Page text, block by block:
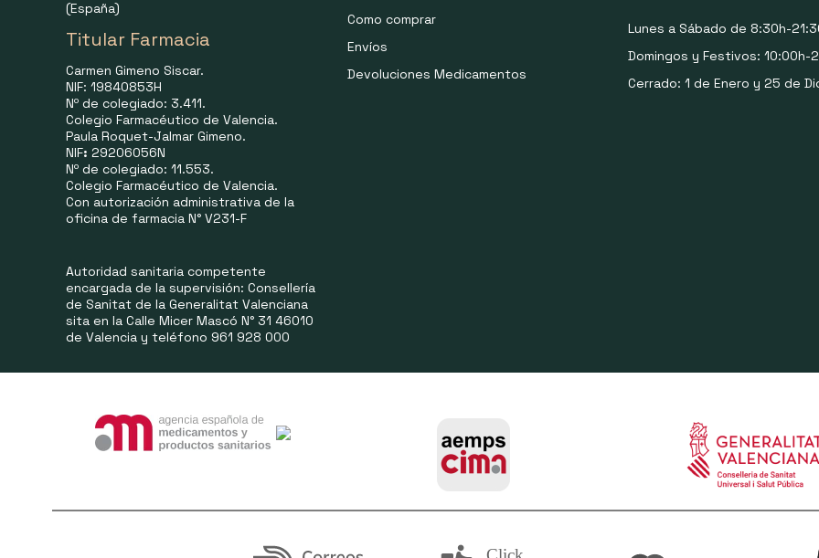
(España)
Titular Farmacia
Carmen Gimeno Siscar.
NIF: 19840853H
Nº de colegiado: 3.411.
Colegio Farmacéutico de Valencia.
Paula Roquet-Jalmar Gimeno.
NIF: 29206056N
Nº de colegiado: 11.553.
Colegio Farmacéutico de Valencia.
Con autorización administrativa de la
oficina de farmacia N° V231-F
Autoridad sanitaria competente
encargada de la supervisión: Consellería
de Sanitat de la Generalitat Valenciana
sita en la Calle Micer Mascó N° 31 46010
de Valencia y teléfono 961 928 000
Como comprar
Envíos
Devoluciones Medicamentos
Lunes a Sábado de 8:30h-
Domingos y Festivos: 10:00h-
Cerrado: 1 de Enero y 25 de